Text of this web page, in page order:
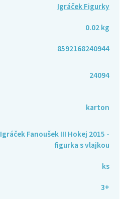
Igráček Figurky
0.02 kg
8592168240944
24094
karton
Igráček Fanoušek III Hokej 2015 -
figurka s vlajkou
ks
3+